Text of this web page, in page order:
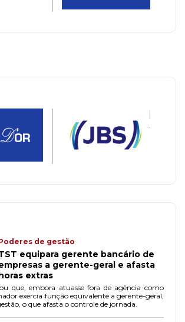
de gestão
equipara gerente bancário de
a gerente-geral e afasta
extras
que, embora atuasse fora de agência como
exercia função equivalente a gerente-geral,
o que afasta o controle de jornada.